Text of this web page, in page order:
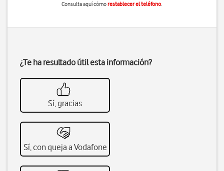
Consulta aquí cómorestablecer el teléfono.
¿Te ha resultado útil esta información?
Sí, gracias
Sí, con queja a Vodafone